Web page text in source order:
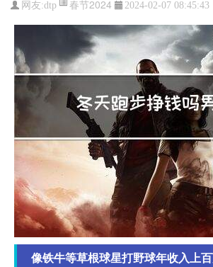
网友:dtp 春节2024 2024-02-07 08:45:43
像铁牛等草根球星打野球年收入上